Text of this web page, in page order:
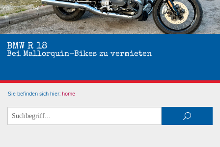
BMW R 18
Bei Mallorquin-Bikes zu vermieten
Sie befinden sich hier: home